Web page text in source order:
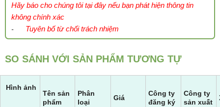
Hãy báo cho chúng tôi tại đây nếu bạn phát hiện thông tin
không chính xác
- Tuyên bố từ chối trách nhiệm
SO SÁNH VỚI SẢN PHẨM TƯƠNG TỰ
Hình ảnh
Tên sản
phẩm
Phân
loại
Giá
Công ty
đăng ký
Công ty
sản xuất